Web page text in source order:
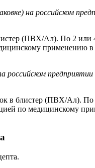
на российском
(ПВХ/Ал). По 2 или
применению в
российском
в блистер (ПВХ/Ал). По
по медицинскому